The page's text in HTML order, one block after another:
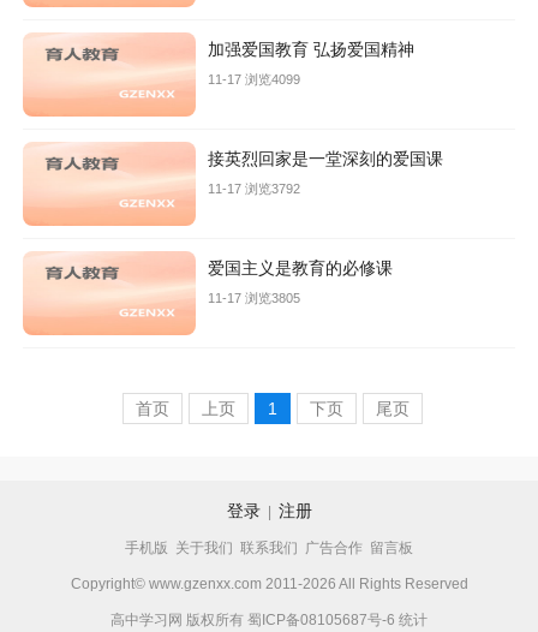
加强爱国教育 弘扬爱国精神
11-17 浏览4099
接英烈回家是一堂深刻的爱国课
11-17 浏览3792
爱国主义是教育的必修课
11-17 浏览3805
首页 上页 1 下页 尾页
登录| 注册
手机版 关于我们 联系我们 广告合作 留言板
Copyright© www.gzenxx.com 2011-2026 All Rights Reserved
高中学习网 版权所有 蜀ICP备08105687号-6 统计